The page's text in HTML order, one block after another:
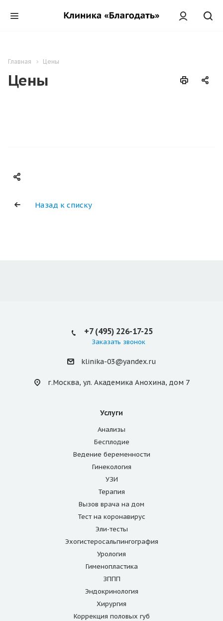
Главная Цены
Цены
Назад к списку
+7 (495) 226-17-25
Заказать звонок
klinika-03@yandex.ru
г.Москва, ул. Академика Анохина, дом 7
Услуги
Анализы
Бесплодие
Ведение беременности
Гинекология
УЗИ
Терапия
Вызов врача на дом
Тест на коронавирус
Эли-тесты
Эхогистеросальпингография
Урология
Гименопластика
ЗППП
Эндокринология
Хирургия
Коррекция половых губ